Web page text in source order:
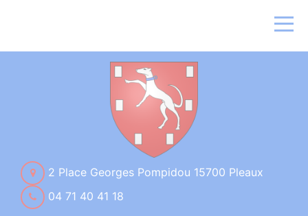
2 Place Georges Pompidou 15700 Pleaux
04 71 40 41 18